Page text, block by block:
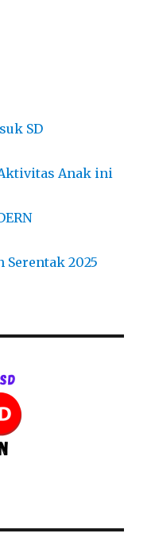
SD
Anak ini
Serentak 2025